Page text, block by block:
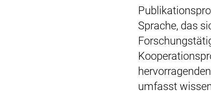
Sprache, das
umfasst